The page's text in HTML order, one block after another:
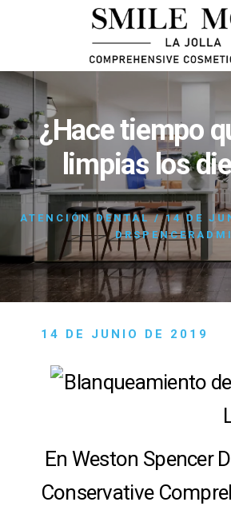
lateral
principal
¿Hace tiempo
limpias los
ATENCIÓN DENTAL/ 14 DE
14 DE JUNIO DE 2019
En Weston Spencer
Conservative